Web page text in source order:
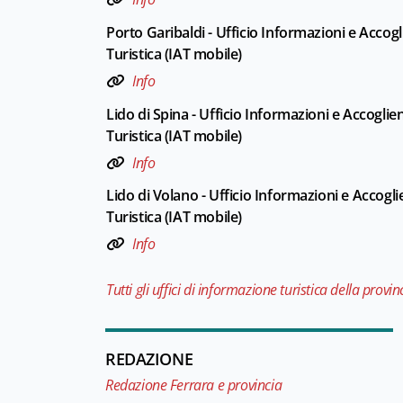
Porto Garibaldi - Ufficio Informazioni e
Turistica (IAT mobile)
Info
Lido di Spina - Ufficio Informazioni e
Turistica (IAT mobile)
Info
Lido di Volano - Ufficio Informazioni e
Turistica (IAT mobile)
Info
Tutti gli uffici di informazione turistica della
REDAZIONE
Redazione Ferrara e provincia